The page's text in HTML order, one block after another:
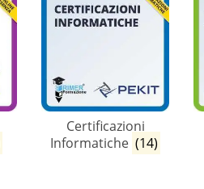
Certificazioni
Informatiche (14)